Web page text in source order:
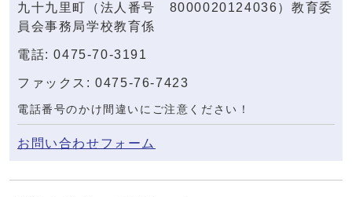
九十九里町（法人番号 8000020124036）教育委
員会事務局学校教育係
電話: 0475-70-3191
ファックス: 0475-76-7423
電話番号のかけ間違いにご注意ください！
お問い合わせフォーム